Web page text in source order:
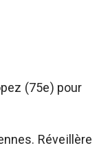
(75e) pour
Réveillère